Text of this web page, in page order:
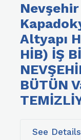
Altyapı
HİB) İŞ
BÜTÜN
See Details